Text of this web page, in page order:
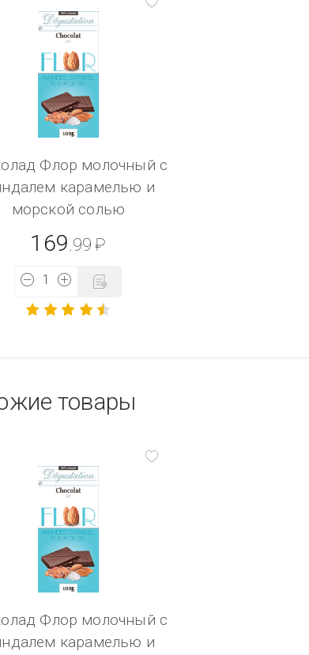
Флор молочный с
карамелью и
морской солью
169 .99 ₽
товары
Флор молочный с
карамелью и